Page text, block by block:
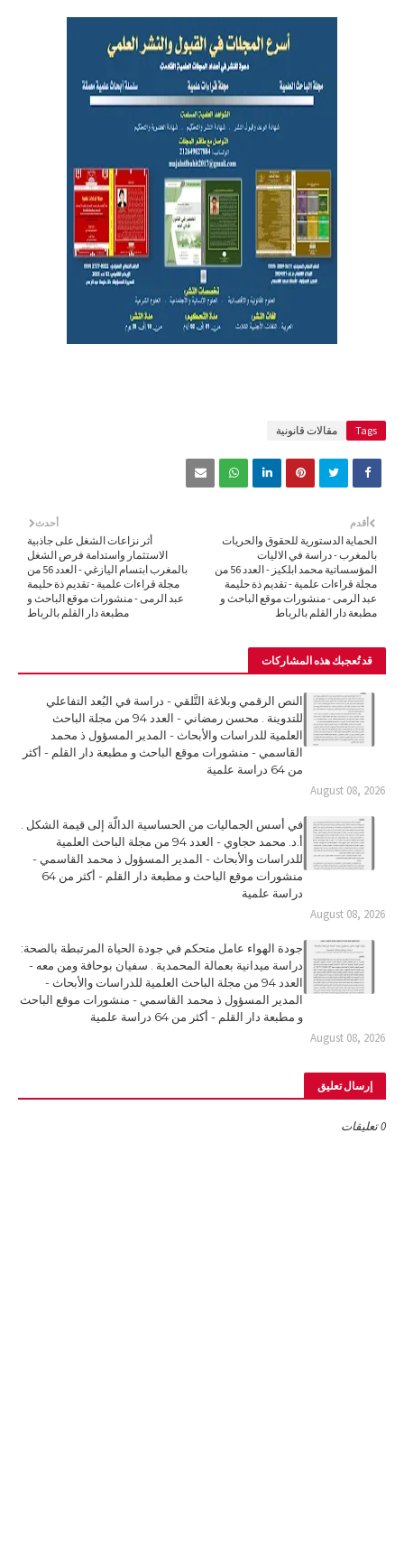
Tags مقالات قانونية
أحدث
أثر نزاعات الشغل على جاذبية
الاستثمار واستدامة فرص الشغل
بالمغرب ابتسام اليازغي - العدد 56 من
مجلة قراءات علمية - تقديم ذة حليمة
عبد الرمى - منشورات موقع الباحث و
مطبعة دار القلم بالرباط
أقدم
الحماية الدستورية للحقوق والحريات
بالمغرب - دراسة في الاليات
المؤسساتية محمد ابلكيز - العدد 56 من
مجلة قراءات علمية - تقديم ذة حليمة
عبد الرمى - منشورات موقع الباحث و
مطبعة دار القلم بالرباط
قد تُعجبك هذه المشاركات
النص الرقمي وبلاغة التَّلقي - دراسة في البُعد التفاعلي
للتدوينة . محسن رمضاني - العدد 94 من مجلة الباحث
العلمية للدراسات والأبحاث - المدير المسؤول ذ محمد
القاسمي - منشورات موقع الباحث و مطبعة دار القلم - أكثر
من 64 دراسة علمية
August 08, 2026
في أسس الجماليات من الحساسية الدالّة إلى قيمة الشكل .
أ.د. محمد حجاوي - العدد 94 من مجلة الباحث العلمية
للدراسات والأبحاث - المدير المسؤول ذ محمد القاسمي -
منشورات موقع الباحث و مطبعة دار القلم - أكثر من 64
دراسة علمية
August 08, 2026
جودة الهواء عامل متحكم في جودة الحياة المرتبطة بالصحة:
دراسة ميدانية بعمالة المحمدية . سفيان بوحافة ومن معه -
العدد 94 من مجلة الباحث العلمية للدراسات والأبحاث -
المدير المسؤول ذ محمد القاسمي - منشورات موقع الباحث
و مطبعة دار القلم - أكثر من 64 دراسة علمية
August 08, 2026
إرسال تعليق
0 تعليقات